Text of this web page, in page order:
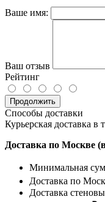
Ваше имя:
Ваш отзыв
Рейтинг
Продолжить
Способы доставки
Курьерская доставка в
Доставка по Москве
Минимальная
Доставка по
Доставка